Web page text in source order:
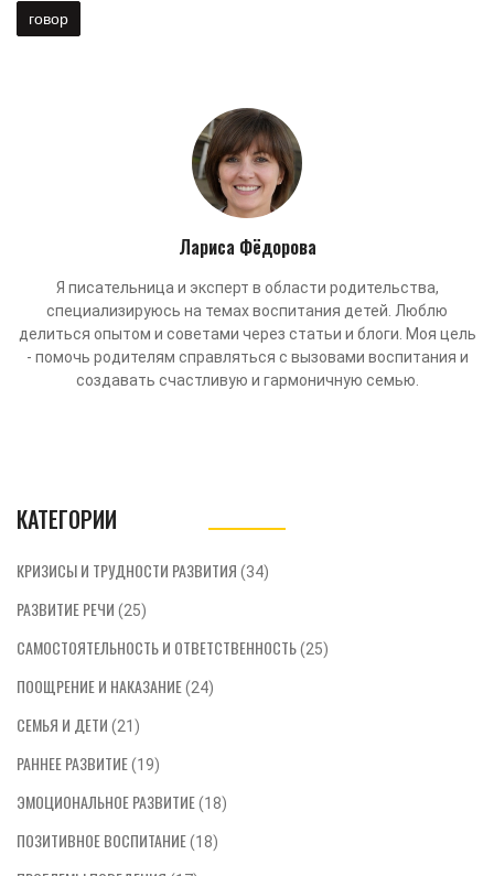
говор
Лариса Фёдорова
Я писательница и эксперт в области родительства,
специализируюсь на темах воспитания детей. Люблю
делиться опытом и советами через статьи и блоги. Моя цель
- помочь родителям справляться с вызовами воспитания и
создавать счастливую и гармоничную семью.
КАТЕГОРИИ
КРИЗИСЫ И ТРУДНОСТИ РАЗВИТИЯ (34)
РАЗВИТИЕ РЕЧИ (25)
САМОСТОЯТЕЛЬНОСТЬ И ОТВЕТСТВЕННОСТЬ(25)
ПООЩРЕНИЕ И НАКАЗАНИЕ(24)
СЕМЬЯ И ДЕТИ (21)
РАННЕЕ РАЗВИТИЕ(19)
ЭМОЦИОНАЛЬНОЕ РАЗВИТИЕ(18)
ПОЗИТИВНОЕ ВОСПИТАНИЕ(18)